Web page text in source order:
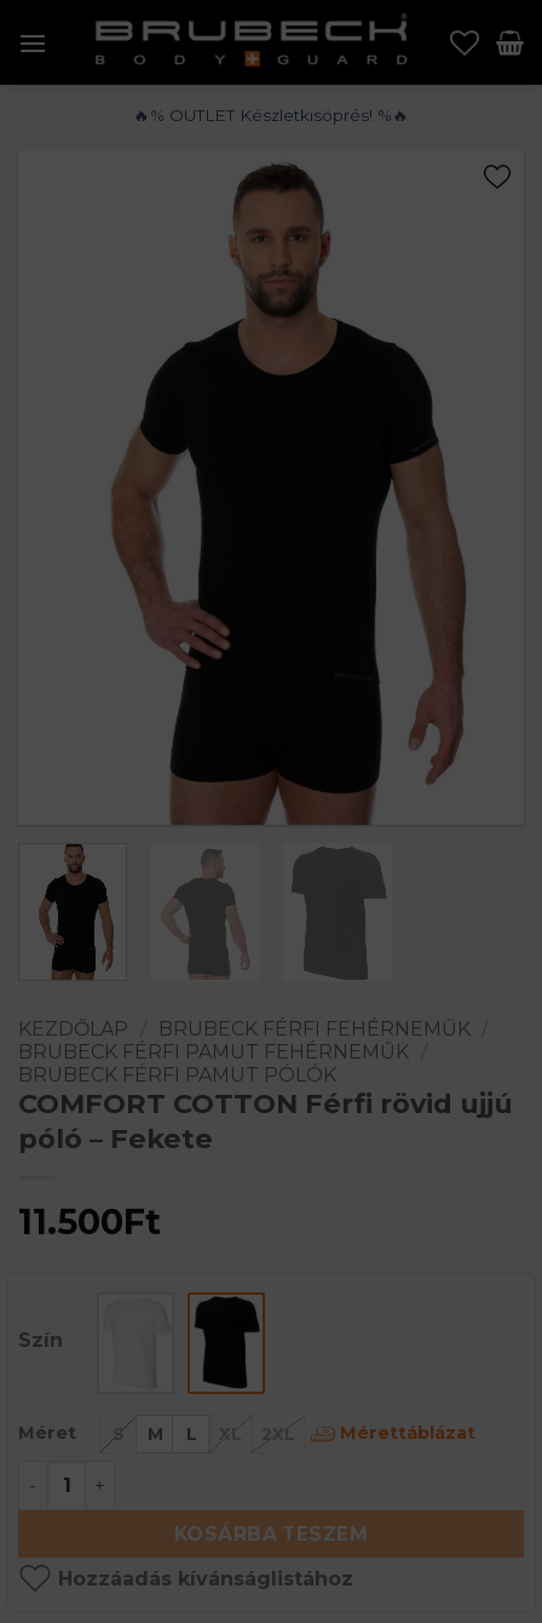
🔥% OUTLET Készletkisöprés! %🔥
KEZDŐLAP BRUBECK FÉRFI FEHÉRNEMŰK
BRUBECK FÉRFI PAMUT FEHÉRNEMŰK
BRUBECK FÉRFI PAMUT PÓLÓK
COMFORT COTTON Férfi rövid ujjú
póló – Fekete
11.500Ft
Szín
Méret S M L XL 2XL Mérettáblázat
COMFORT COTTON Férfi rövid ujjú póló - Fekete
KOSÁRBA TESZEM
Hozzáadás kívánságlistához